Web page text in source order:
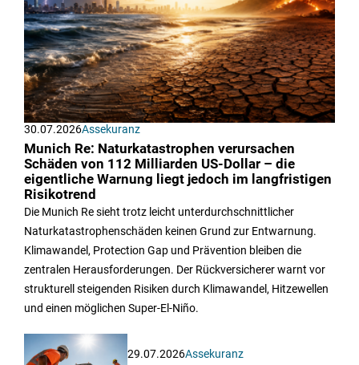
30.07.2026Assekuranz
Munich Re: Naturkatastrophen verursachen
Schäden von 112 Milliarden US-Dollar – die
eigentliche Warnung liegt jedoch im langfristigen
Risikotrend
Die Munich Re sieht trotz leicht unterdurchschnittlicher
Naturkatastrophenschäden keinen Grund zur Entwarnung.
Klimawandel, Protection Gap und Prävention bleiben die
zentralen Herausforderungen. Der Rückversicherer warnt vor
strukturell steigenden Risiken durch Klimawandel, Hitzewellen
und einen möglichen Super-El-Niño.
29.07.2026Assekuranz